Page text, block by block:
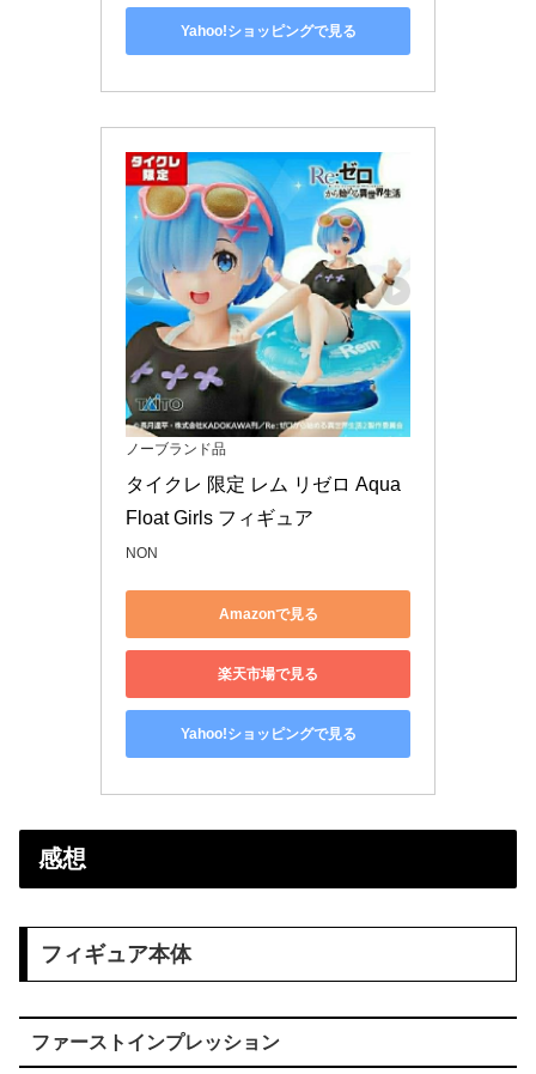
Yahoo!ショッピングで見る
ノーブランド品
タイクレ 限定 レム リゼロ Aqua
Float Girls フィギュア
NON
Amazonで見る
楽天市場で見る
Yahoo!ショッピングで見る
感想
フィギュア本体
ファーストインプレッション